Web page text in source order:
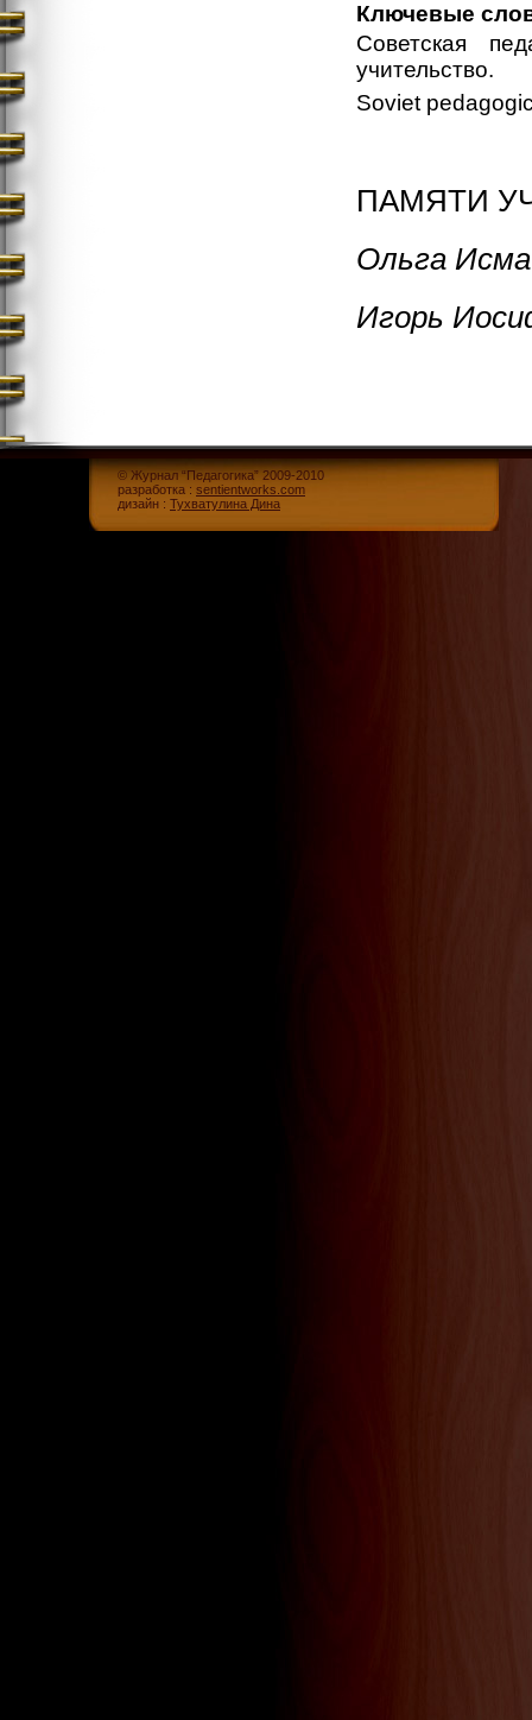
Ключевые
Советская
учительство.
Soviet
ПАМЯТИ
Ольга
Игорь
© Журнал “Педагогика” 2009-2010
разработка : sentientworks.com
дизайн : Тухватулина Дина